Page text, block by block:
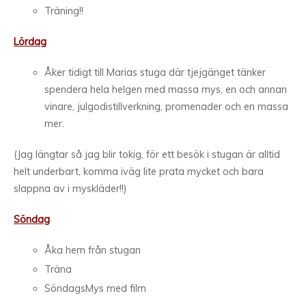
Träning!!
Lördag
Åker tidigt till Marias stuga där tjejgänget tänker
spendera hela helgen med massa mys, en och annan
vinare, julgodistillverkning, promenader och en massa
mer.
(Jag längtar så jag blir tokig, för ett besök i stugan är alltid
helt underbart, komma iväg lite prata mycket och bara
slappna av i myskläder!!)
Söndag
Åka hem från stugan
Träna
SöndagsMys med film